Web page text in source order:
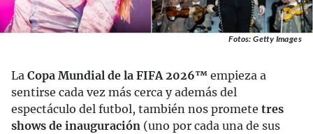
Fotos: Getty Images
La Copa Mundial de la FIFA 2026™ empieza a
sentirse cada vez más cerca y además del
espectáculo del futbol, también nos promete tres
shows de inauguración (uno por cada una de sus